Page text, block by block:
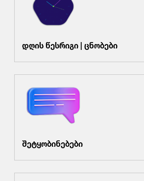
დღის წესრიგი | ცნობები
შეტყობინებები